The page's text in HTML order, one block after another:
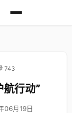
743
行动”
06月19日